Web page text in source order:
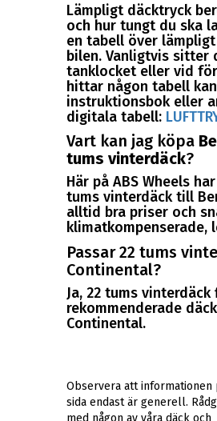
Lämpligt däcktryck
och hur tungt du ska
en tabell över
bilen. Vanligtvis sitter
tanklocket eller vid
hittar någon tabell
instruktionsbok eller
digitala tabell:
Vart kan jag köpa
tums vinterdäck?
Här på ABS Wheels
tums vinterdäck till
alltid bra priser och
klimatkompenserade,
Passar 22 tums
Continental?
Ja, 22 tums
rekommenderade
Continental.
Observera att informationen
sida endast är generell.
med någon av våra däck och